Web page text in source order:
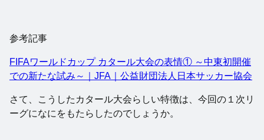
参考記事
FIFAワールドカップ カタール大会の表情① ～中東初開催
での新たな試み～｜JFA｜公益財団法人日本サッカー協会
さて、こうしたカタール大会らしい特徴は、今回の１次リ
ーグになにをもたらしたのでしょうか。